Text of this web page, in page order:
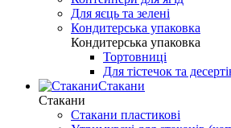
Для яєць та зелені
Кондитерська упаковка
Кондитерська упаковка
Тортовниці
Для тістечок та
Стакани
Стакани
Стакани пластикові